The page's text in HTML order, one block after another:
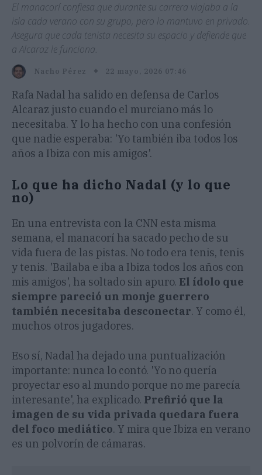
El manacorí confiesa que durante su carrera viajaba a la
isla cada verano con su grupo, pero lo mantuvo en privado.
Asegura que cada tenista necesita su espacio y defiende que
a Alcaraz le funciona.
Nacho Pérez 22 mayo, 2026 07:46
Rafa Nadal ha salido en defensa de Carlos
Alcaraz justo cuando el murciano más lo
necesitaba. Y lo ha hecho con una confesión
que nadie esperaba: 'Yo también iba todos los
años a Ibiza con mis amigos'.
Lo que ha dicho Nadal (y lo que
no)
En una entrevista con la CNN esta misma
semana, el manacorí ha sacado pecho de su
vida fuera de las pistas. No todo era tenis, tenis
y tenis. 'Bailaba e iba a Ibiza todos los años con
mis amigos', ha soltado sin apuro. El ídolo que
siempre pareció un monje guerrero
también necesitaba desconectar. Y como él,
muchos otros jugadores.
Eso sí, Nadal ha dejado una puntualización
importante: nunca lo contó. 'Yo no quería
proyectar eso al mundo porque no me parecía
interesante', ha explicado. Prefirió que la
imagen de su vida privada quedara fuera
del foco mediático. Y mira que Ibiza en verano
es un polvorín de cámaras.